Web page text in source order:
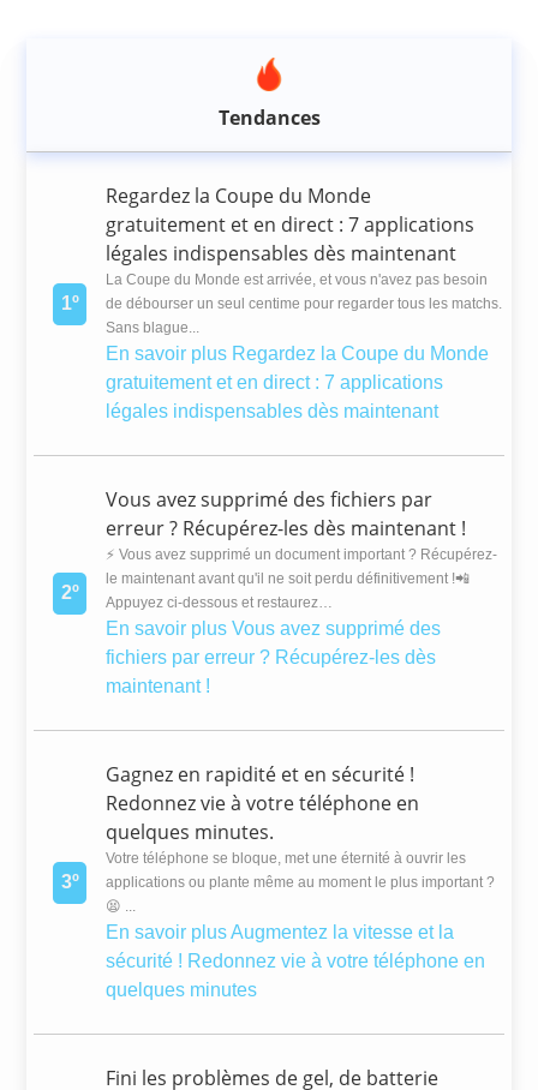
Tendances
1º
Regardez la Coupe du Monde
gratuitement et en direct : 7 applications
légales indispensables dès maintenant
La Coupe du Monde est arrivée, et vous n'avez pas besoin
de débourser un seul centime pour regarder tous les matchs.
Sans blague...
En savoir plus Regardez la Coupe du Monde
gratuitement et en direct : 7 applications
légales indispensables dès maintenant
2º
Vous avez supprimé des fichiers par
erreur ? Récupérez-les dès maintenant !
⚡ Vous avez supprimé un document important ? Récupérez-
le maintenant avant qu'il ne soit perdu définitivement !📲
Appuyez ci-dessous et restaurez…
En savoir plusVous avez supprimé des
fichiers par erreur ? Récupérez-les dès
maintenant !
3º
Gagnez en rapidité et en sécurité !
Redonnez vie à votre téléphone en
quelques minutes.
Votre téléphone se bloque, met une éternité à ouvrir les
applications ou plante même au moment le plus important ?
😫 ...
En savoir plusAugmentez la vitesse et la
sécurité ! Redonnez vie à votre téléphone en
quelques minutes
Fini les problèmes de gel, de batterie